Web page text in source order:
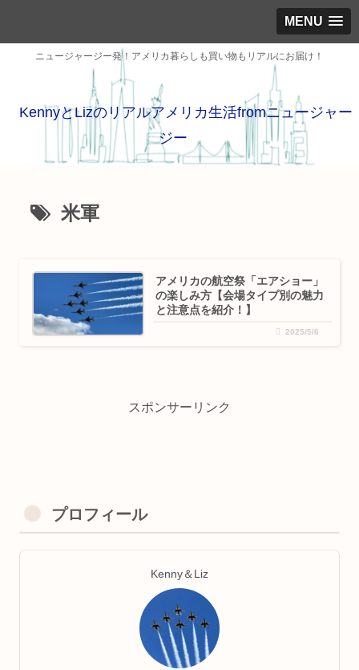
MENU
ニュージャージー発！アメリカ暮らしも買い物もリアルにお届け！
KennyとLizのリアルアメリカ生活fromニュージャー
ジー
米軍
アメリカの航空祭「エアショー」
の楽しみ方【会場タイプ別の魅力
と注意点を紹介！】
2025/5/6
スポンサーリンク
プロフィール
Kenny＆Liz